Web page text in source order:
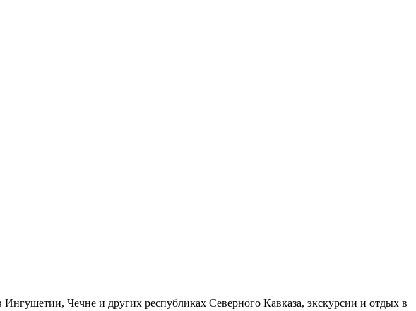
Чечне и других республиках Северного Кавказа, экскурсии и отдых в